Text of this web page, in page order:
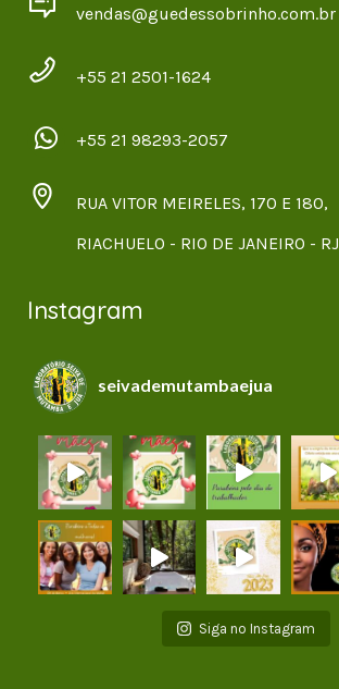
vendas@guedessobrinho.com.br
+55 21 2501-1624
+55 21 98293-2057
RUA VITOR MEIRELES, 170 E 180,
RIACHUELO - RIO DE JANEIRO - RJ
Instagram
seivademutambaejua
Siga no Instagram